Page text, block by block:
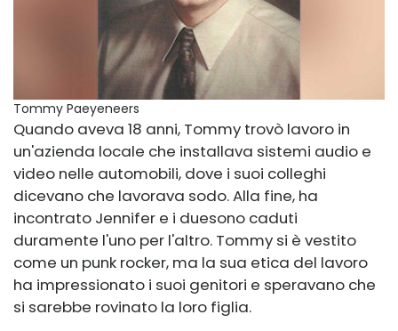
Tommy Paeyeneers
Quando aveva 18 anni, Tommy trovò lavoro in
un'azienda locale che installava sistemi audio e
video nelle automobili, dove i suoi colleghi
dicevano che lavorava sodo. Alla fine, ha
incontrato Jennifer e i duesono caduti
duramente l'uno per l'altro. Tommy si è vestito
come un punk rocker, ma la sua etica del lavoro
ha impressionato i suoi genitori e speravano che
si sarebbe rovinato la loro figlia.